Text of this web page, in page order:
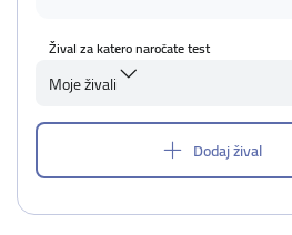
Žival za katero naročate test
Moje živali
Dodaj žival